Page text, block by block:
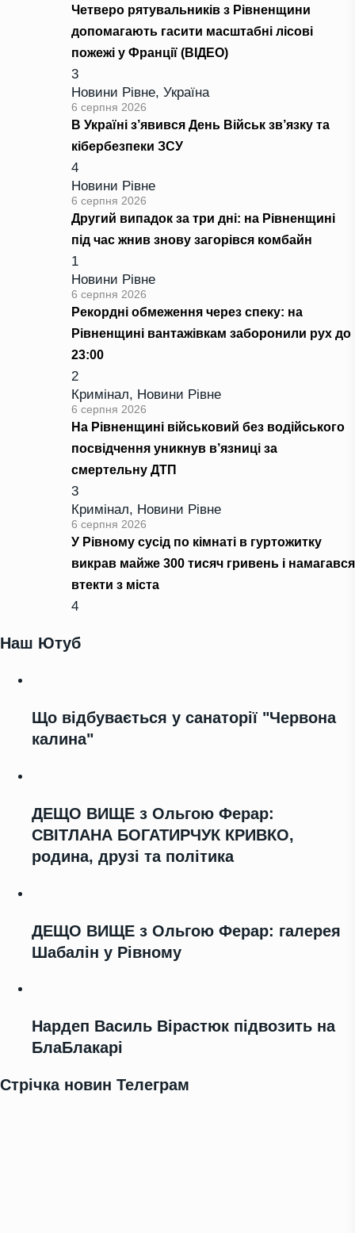
Четверо рятувальників з Рівненщини
допомагають гасити масштабні лісові
пожежі у Франції (ВІДЕО)
3
Новини Рівне, Україна
6 серпня 2026
В Україні з’явився День Військ зв’язку та
кібербезпеки ЗСУ
4
Новини Рівне
6 серпня 2026
Другий випадок за три дні: на Рівненщині
під час жнив знову загорівся комбайн
1
Новини Рівне
6 серпня 2026
Рекордні обмеження через спеку: на
Рівненщині вантажівкам заборонили рух до
23:00
2
Кримінал, Новини Рівне
6 серпня 2026
На Рівненщині військовий без водійського
посвідчення уникнув в’язниці за
смертельну ДТП
3
Кримінал, Новини Рівне
6 серпня 2026
У Рівному сусід по кімнаті в гуртожитку
викрав майже 300 тисяч гривень і намагався
втекти з міста
4
Наш Ютуб
Що відбувається у санаторії "Червона
калина"
ДЕЩО ВИЩЕ з Ольгою Ферар:
СВІТЛАНА БОГАТИРЧУК КРИВКО,
родина, друзі та політика
ДЕЩО ВИЩЕ з Ольгою Ферар: галерея
Шабалін у Рівному
Нардеп Василь Вірастюк підвозить на
БлаБлакарі
Стрічка новин Телеграм